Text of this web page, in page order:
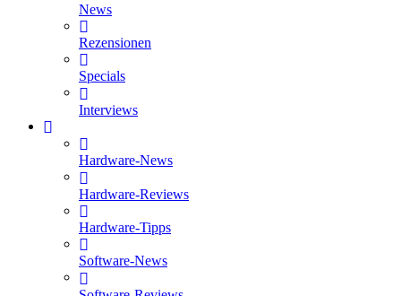
News
Rezensionen
Specials
Interviews
Hardware-News
Hardware-Reviews
Hardware-Tipps
Software-News